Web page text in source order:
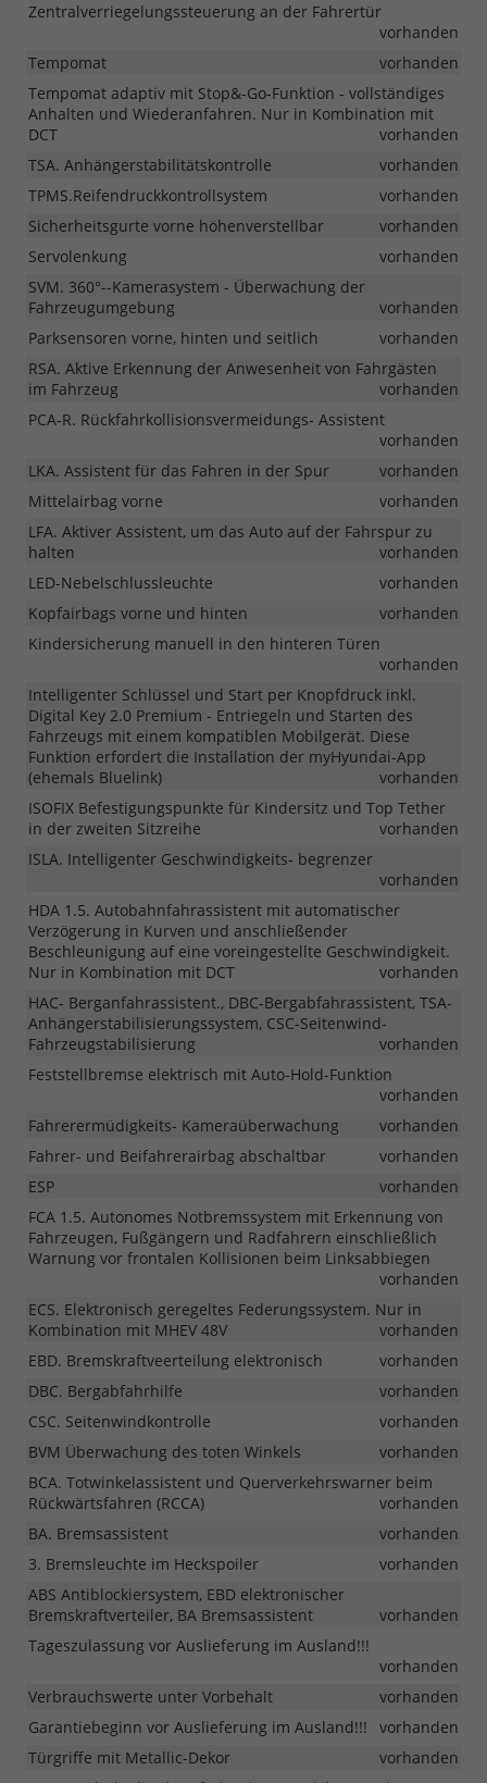
Zentralverriegelungssteuerung an der Fahrertür
vorhanden
Tempomat
vorhanden
Tempomat adaptiv mit Stop&-Go-Funktion - vollständiges
Anhalten und Wiederanfahren. Nur in Kombination mit
DCT
vorhanden
TSA. Anhängerstabilitätskontrolle
vorhanden
TPMS.Reifendruckkontrollsystem
vorhanden
Sicherheitsgurte vorne höhenverstellbar
vorhanden
Servolenkung
vorhanden
SVM. 360°--Kamerasystem - Überwachung der
Fahrzeugumgebung
vorhanden
Parksensoren vorne, hinten und seitlich
vorhanden
RSA. Aktive Erkennung der Anwesenheit von Fahrgästen
im Fahrzeug
vorhanden
PCA-R. Rückfahrkollisionsvermeidungs- Assistent
vorhanden
LKA. Assistent für das Fahren in der Spur
vorhanden
Mittelairbag vorne
vorhanden
LFA. Aktiver Assistent, um das Auto auf der Fahrspur zu
halten
vorhanden
LED-Nebelschlussleuchte
vorhanden
Kopfairbags vorne und hinten
vorhanden
Kindersicherung manuell in den hinteren Türen
vorhanden
Intelligenter Schlüssel und Start per Knopfdruck inkl.
Digital Key 2.0 Premium - Entriegeln und Starten des
Fahrzeugs mit einem kompatiblen Mobilgerät. Diese
Funktion erfordert die Installation der myHyundai-App
(ehemals Bluelink)
vorhanden
ISOFIX Befestigungspunkte für Kindersitz und Top Tether
in der zweiten Sitzreihe
vorhanden
ISLA. Intelligenter Geschwindigkeits- begrenzer
vorhanden
HDA 1.5. Autobahnfahrassistent mit automatischer
Verzögerung in Kurven und anschließender
Beschleunigung auf eine voreingestellte Geschwindigkeit.
Nur in Kombination mit DCT
vorhanden
HAC- Berganfahrassistent., DBC-Bergabfahrassistent, TSA-
Anhängerstabilisierungssystem, CSC-Seitenwind-
Fahrzeugstabilisierung
vorhanden
Feststellbremse elektrisch mit Auto-Hold-Funktion
vorhanden
Fahrerermüdigkeits- Kameraüberwachung
vorhanden
Fahrer- und Beifahrerairbag abschaltbar
vorhanden
ESP
vorhanden
FCA 1.5. Autonomes Notbremssystem mit Erkennung von
Fahrzeugen, Fußgängern und Radfahrern einschließlich
Warnung vor frontalen Kollisionen beim Linksabbiegen
vorhanden
ECS. Elektronisch geregeltes Federungssystem. Nur in
Kombination mit MHEV 48V
vorhanden
EBD. Bremskraftveerteilung elektronisch
vorhanden
DBC. Bergabfahrhilfe
vorhanden
CSC. Seitenwindkontrolle
vorhanden
BVM Überwachung des toten Winkels
vorhanden
BCA. Totwinkelassistent und Querverkehrswarner beim
Rückwärtsfahren (RCCA)
vorhanden
BA. Bremsassistent
vorhanden
3. Bremsleuchte im Heckspoiler
vorhanden
ABS Antiblockiersystem, EBD elektronischer
Bremskraftverteiler, BA Bremsassistent
vorhanden
Tageszulassung vor Auslieferung im Ausland!!!
vorhanden
Verbrauchswerte unter Vorbehalt
vorhanden
Garantiebeginn vor Auslieferung im Ausland!!!
vorhanden
Türgriffe mit Metallic-Dekor
vorhanden